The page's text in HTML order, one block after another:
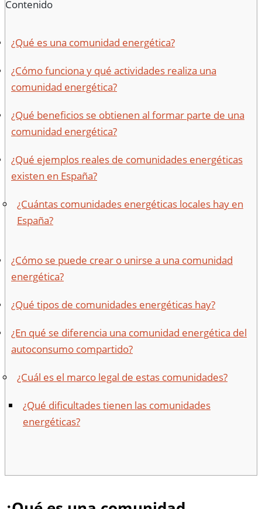
Contenido
¿Qué es una comunidad energética?
¿Cómo funciona y qué actividades realiza una
comunidad energética?
¿Qué beneficios se obtienen al formar parte de una
comunidad energética?
¿Qué ejemplos reales de comunidades energéticas
existen en España?
¿Cuántas comunidades energéticas locales hay en
España?
¿Cómo se puede crear o unirse a una comunidad
energética?
¿Qué tipos de comunidades energéticas hay?
¿En qué se diferencia una comunidad energética del
autoconsumo compartido?
¿Cuál es el marco legal de estas comunidades?
¿Qué dificultades tienen las comunidades
energéticas?